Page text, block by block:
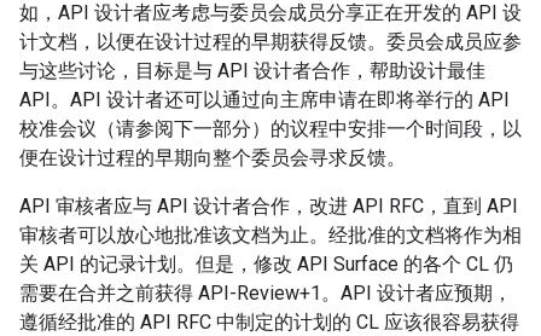
如，API 设计者应考虑与委员会成员分享正在开发的 API 设
计文档，以便在设计过程的早期获得反馈。委员会成员应参
与这些讨论，目标是与 API 设计者合作，帮助设计最佳
API。API 设计者还可以通过向主席申请在即将举行的 API
校准会议（请参阅下一部分）的议程中安排一个时间段，以
便在设计过程的早期向整个委员会寻求反馈。
API 审核者应与 API 设计者合作，改进 API RFC，直到 API
审核者可以放心地批准该文档为止。经批准的文档将作为相
关 API 的记录计划。但是，修改 API Surface 的各个 CL 仍
需要在合并之前获得 API-Review+1。API 设计者应预期，
遵循经批准的 API RFC 中制定的计划的 CL 应该很容易获得